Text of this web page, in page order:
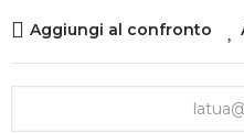
Aggiungi al confronto